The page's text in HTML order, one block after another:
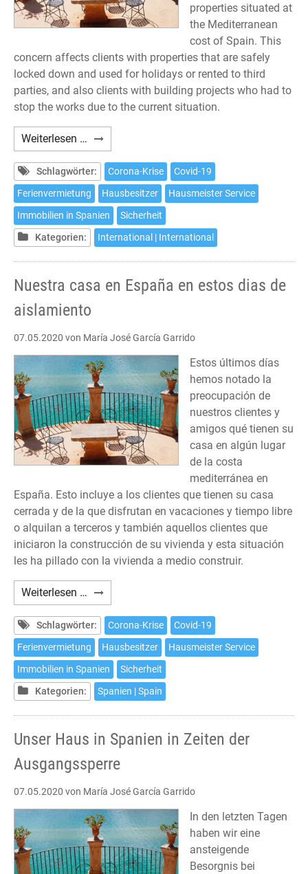
properties situated at
the Mediterranean
cost of Spain. This
concern affects clients with properties that are safely
locked down and used for holidays or rented to third
parties, and also clients with building projects who had to
stop the works due to the current situation.
Weiterlesen … Our
house
in
Spain
in
lockdown
times
Schlagwörter: Corona-Krise
Covid-19
Ferienvermietung
Hausbesitzer
Hausmeister Service
Immobilien in Spanien
Sicherheit
Kategorien:
International | International
Nuestra casa en España en estos dias de
aislamiento
07.05.2020 von María José García Garrido
Estos últimos días
hemos notado la
preocupación de
nuestros clientes y
amigos qué tienen su
casa en algún lugar
de la costa
mediterránea en
España. Esto incluye a los clientes que tienen su casa
cerrada y de la que disfrutan en vacaciones y tiempo libre
o alquilan a terceros y también aquellos clientes que
iniciaron la construcción de su vivienda y esta situación
les ha pillado con la vivienda a medio construir.
Weiterlesen … Nuestra
casa
en
España
en
estos
dias
Schlagwörter: Corona-Krise
Covid-19
Ferienvermietung
Hausbesitzer
Hausmeister Service
Immobilien in Spanien
Sicherheit
Kategorien:
Spanien | Spain
Unser Haus in Spanien in Zeiten der
Ausgangssperre
07.05.2020 von María José García Garrido
In den letzten Tagen
haben wir eine
ansteigende
Besorgnis bei